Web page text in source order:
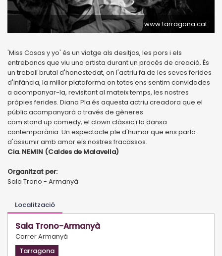
www.tarragona.cat
'Miss Cosas y yo' és un viatge als desitjos, les pors i els
entrebancs que viu una artista durant un procés de creació. És
un treball brutal d'honestedat, on l'actriu fa de les seves ferides
d'infància, la millor plataforma on totes ens sentim convidades
a acompanyar-la, revisitant al mateix temps, les nostres
pròpies ferides. Diana Pla és aquesta actriu creadora que el
públic acompanyarà a través de gèneres
com stand up comedy, el clown clàssic i la dansa
contemporània. Un espectacle ple d'humor que ens parla
d'assumir amb amor els nostres fracassos.
Cia. NEMIN (Caldes de Malavella)
Organitzat per:
Sala Trono - Armanyà
Localització
Sala Trono-Armanyà
Carrer Armanyà
Tarragona